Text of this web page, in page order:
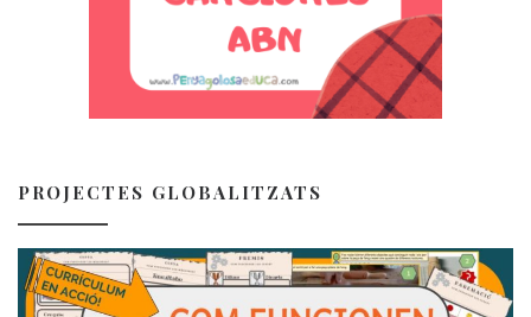
PROJECTES GLOBALITZATS